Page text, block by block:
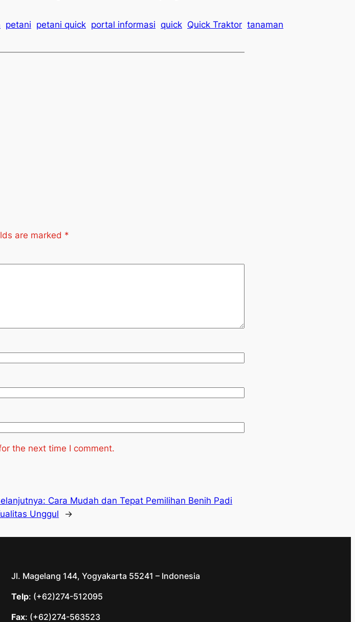
petani petani quick portal informasi quick Quick Traktor tanaman
are marked *
the next time I comment.
Cara Mudah dan Tepat Pemilihan Benih Padi
Unggul
→
Jl. Magelang 144, Yogyakarta 55241 – Indonesia
Telp: (+62)274-512095
Fax: (+62)274-563523